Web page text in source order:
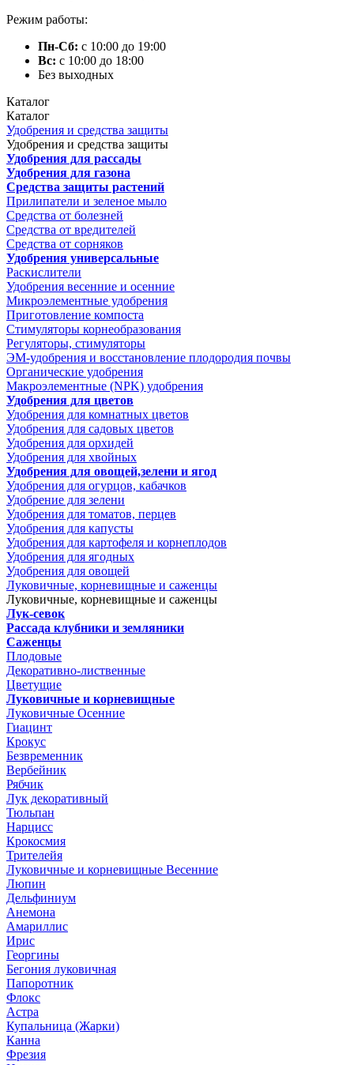
Режим работы:
Пн-Сб: с 10:00 до 19:00
Вс: с 10:00 до 18:00
Без выходных
Каталог
Каталог
Удобрения и средства защиты
Удобрения и средства защиты
Удобрения для рассады
Удобрения для газона
Средства защиты растений
Прилипатели и зеленое мыло
Средства от болезней
Средства от вредителей
Средства от сорняков
Удобрения универсальные
Раскислители
Удобрения весенние и осенние
Микроэлементные удобрения
Приготовление компоста
Стимуляторы корнеобразования
Регуляторы, стимуляторы
ЭМ-удобрения и восстановление плодородия почвы
Органические удобрения
Макроэлементные (NPK) удобрения
Удобрения для цветов
Удобрения для комнатных цветов
Удобрения для садовых цветов
Удобрения для орхидей
Удобрения для хвойных
Удобрения для овощей,зелени и ягод
Удобрения для огурцов, кабачков
Удобрение для зелени
Удобрения для томатов, перцев
Удобрения для капусты
Удобрения для картофеля и корнеплодов
Удобрения для ягодных
Удобрения для овощей
Луковичные, корневищные и саженцы
Луковичные, корневищные и саженцы
Лук-севок
Рассада клубники и земляники
Саженцы
Плодовые
Декоративно-лиственные
Цветущие
Луковичные и корневищные
Луковичные Осенние
Гиацинт
Крокус
Безвременник
Вербейник
Рябчик
Лук декоративный
Тюльпан
Нарцисс
Крокосмия
Трителейя
Луковичные и корневищные Весенние
Люпин
Дельфиниум
Анемона
Амариллис
Ирис
Георгины
Бегония луковичная
Папоротник
Флокс
Астра
Купальница (Жарки)
Канна
Фрезия